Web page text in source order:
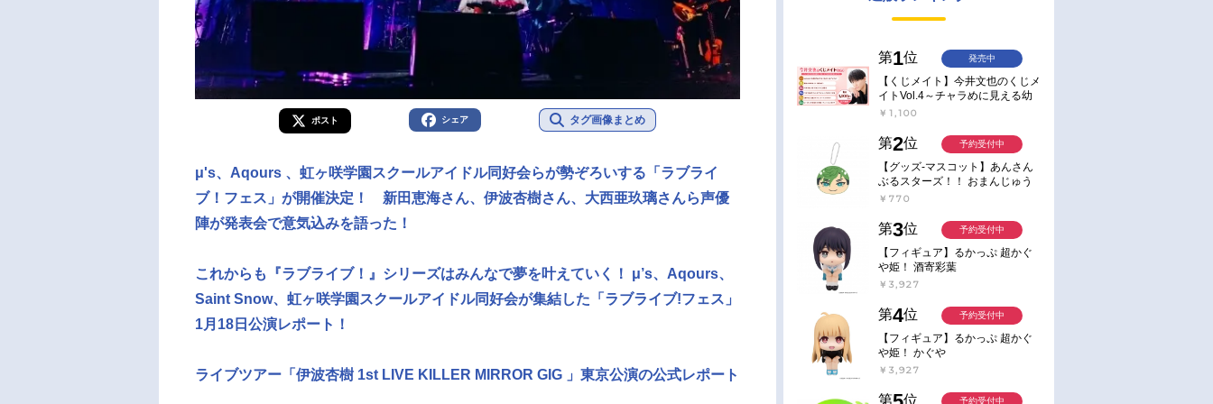
ポスト シェア タグ画像まとめ
μ's、Aqours 、虹ヶ咲学園スクールアイドル同好会らが勢ぞろいする「ラブライ
ブ！フェス」が開催決定！ 新田恵海さん、伊波杏樹さん、大西亜玖璃さんら声優
陣が発表会で意気込みを語った！
これからも『ラブライブ！』シリーズはみんなで夢を叶えていく！ μ’s、Aqours、
Saint Snow、虹ヶ咲学園スクールアイドル同好会が集結した「ラブライブ!フェス」
1月18日公演レポート！
ライブツアー「伊波杏樹 1st LIVE KILLER MIRROR GIG 」東京公演の公式レポート
第1位
【くじメイト】今井文也のくじメ
イトVol.4～チャラめに見える幼
馴染、実は一途で独占欲が強いん
￥1,100
発売中
第2位
【グッズ-マスコット】あんさん
ぶるスターズ！！ おまんじゅう
にぎにぎマスコット ねくすと2
￥770
予約受付中
第3位
【フィギュア】るかっぷ 超かぐ
や姫！ 酒寄彩葉
￥3,927
予約受付中
第4位
【フィギュア】るかっぷ 超かぐ
や姫！ かぐや
￥3,927
予約受付中
第 位 予約受付中